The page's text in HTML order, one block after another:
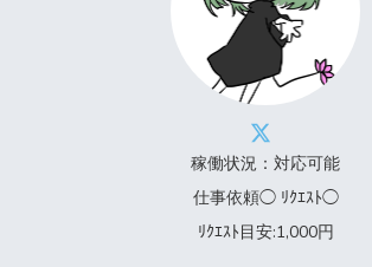
稼働状況：対応可能
仕事依頼◯ ﾘｸｴｽﾄ◯
ﾘｸｴｽﾄ目安:1,000円